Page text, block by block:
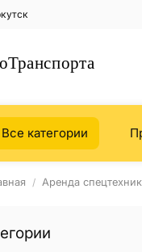
Все категории
Аренда